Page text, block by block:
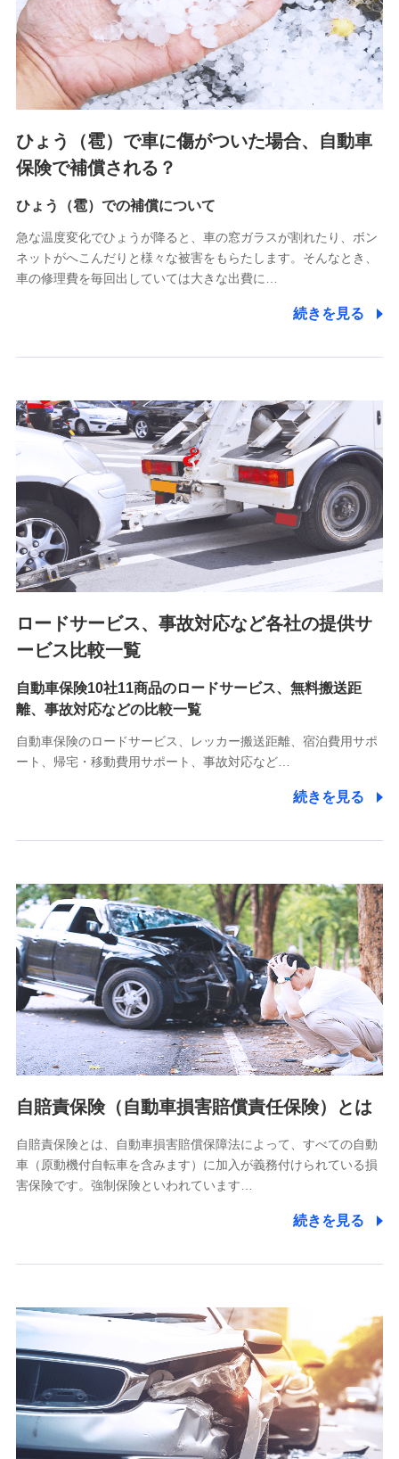
上記に係る連絡・手続き・管理等付帯業務を行うため
3.セミナー募集サイトから取得した個人情報
各種セミナーの案内、開催のため
上記に係る連絡・手続き・管理等付帯業務を行うため
4.家族・友達紹介にて取得した個人情報
被紹介者への連絡、及び当社と取引のあるもしくは委託を受
けている保険会社・提携会社の保険その他に関する情報を提
供し、金融商品等の契約を勧奨するため
アンケートやキャンペーン等の実施のため
上記に係る連絡・手続き・管理等付帯業務を行うため
5.通話録音にて取得する情報
7.社員（従業者）の個人情報
人事･勤怠･健康・労務等の管理、給与支給、福利厚生・採用
退職関連処理等の各種手続きのため、当社と従業員または従
業員同士の連絡のため
8.取引先個人情報
取引先としての選定業務、営業情報の提供業務、契約締結手
続き業務、取引管理業務、およびこれらに準ずる業務の遂行
のため
9.お問い合わせ情報
各種お問い合わせに対応するため
10.受託業務の 個人情報
受託業務の遂行およびこれらに準ずる業務の遂行のため
11.マイカー通勤管理クラウド並びに法人向けASPサー
をお送りするため
分析するため
当社の対応品質向上やお問い合わせ内容の正確な把握のため
個人情報保護管理者の職名、連絡先
株式会社ドコモ・インシュアランス 営業部長
〒103-0013 東京都中央区日本橋人形町2-14-10 アーバン
ネット日本橋ビル 3F
株式会社ドコモ・インシュアランス
個人情報の第三者提供について
除き、第三者に提供いたしません。
業務の委託
当社は利用目的の達成に必要な範囲内において個人情報の取
【共同して利用される利用データの項目】
当社又は株式会社NTTドコモがサービス提供等を通じて取得
した、以下の情報などの個人データ
基本情報
氏名、電話番号、メールアドレス、お客さまの識別子、
属性、連絡先、dポイントサービスのご利用に関する情
ひょう（雹）で車に傷がついた場合、自動車
保険で補償される？
ひょう（雹）での補償について
急な温度変化でひょうが降ると、車の窓ガラスが割れたり、ボン
ネットがへこんだりと様々な被害をもらたします。そんなとき、
車の修理費を毎回出していては大きな出費に…
続きを見る
ロードサービス、事故対応など各社の提供サ
ービス比較一覧
自動車保険10社11商品のロードサービス、無料搬送距
離、事故対応などの比較一覧
自動車保険のロードサービス、レッカー搬送距離、宿泊費用サポ
ート、帰宅・移動費用サポート、事故対応など…
続きを見る
自賠責保険（自動車損害賠償責任保険）とは
自賠責保険とは、自動車損害賠償保障法によって、すべての自動
車（原動機付自転車を含みます）に加入が義務付けられている損
害保険です。強制保険といわれています…
続きを見る